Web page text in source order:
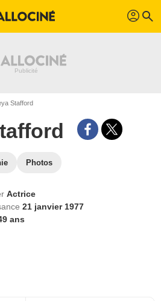
profil search
Stafford
Photos
Actrice
21 janvier 1977
ans